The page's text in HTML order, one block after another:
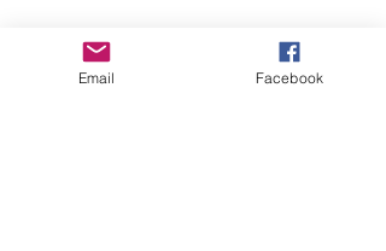
Email Facebook